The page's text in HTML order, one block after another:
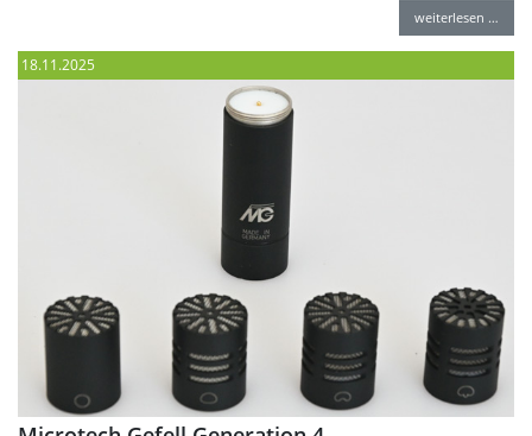
weiterlesen …
18.11.2025